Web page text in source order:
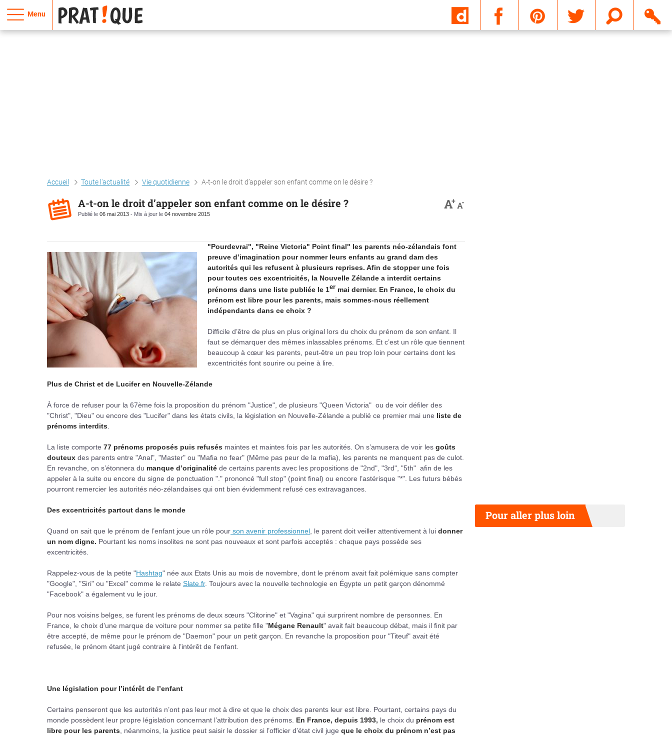
Menu
Accueil Toute l'actualité Vie quotidienne A-t-on le droit d’appeler son enfant comme on le désire ?
A-t-on le droit d’appeler son enfant comme on le désire ?
Publié le 06 mai 2013 - Mis à jour le 04 novembre 2015
A+A-
"Pourdevrai", "Reine Victoria" Point final" les parents néo-zélandais font
preuve d’imagination pour nommer leurs enfants au grand dam des
autorités qui les refusent à plusieurs reprises. Afin de stopper une fois
pour toutes ces excentricités, la Nouvelle Zélande a interdit certains
prénoms dans une liste publiée le 1er mai dernier. En France, le choix du
prénom est libre pour les parents, mais sommes-nous réellement
indépendants dans ce choix ?
Difficile d’être de plus en plus original lors du choix du prénom de son enfant. Il
faut se démarquer des mêmes inlassables prénoms. Et c’est un rôle que tiennent
beaucoup à cœur les parents, peut-être un peu trop loin pour certains dont les
excentricités font sourire ou peine à lire.
Plus de Christ et de Lucifer en Nouvelle-Zélande
À force de refuser pour la 67ème fois la proposition du prénom "Justice", de plusieurs "Queen Victoria" ou de voir défiler des
"Christ", "Dieu" ou encore des "Lucifer" dans les états civils, la législation en Nouvelle-Zélande a publié ce premier mai une liste de
prénoms interdits
La liste comporte 77 prénoms proposés puis refusés maintes et maintes fois par les autorités. On s’amusera de voir les goûts
douteux des parents entre "Anal", "Master" ou "Mafia no fear" (Même pas peur de la mafia), les parents ne manquent pas de culot.
En revanche, on s’étonnera du manque d’originalité de certains parents avec les propositions de "2nd", "3rd", "5th" afin de les
appeler à la suite ou encore du signe de ponctuation "." prononcé "full stop" (point final) ou encore l’astérisque "*". Les futurs bébés
pourront remercier les autorités néo-zélandaises qui ont bien évidemment refusé ces extravagances.
Des excentricités partout dans le monde
Quand on sait que le prénom de l’enfant joue un rôle pour son avenir professionnel , le parent doit veiller attentivement à lui donner
un nom digne. Pourtant les noms insolites ne sont pas nouveaux et sont parfois acceptés : chaque pays possède ses
excentricités.
Rappelez-vous de la petite "Hashtag" née aux Etats Unis au mois de novembre, dont le prénom avait fait polémique sans compter
"Google", "Siri" ou "Excel" comme le relate Slate.fr. Toujours avec la nouvelle technologie en Égypte un petit garçon dénommé
"Facebook" a également vu le jour.
Pour nos voisins belges, se furent les prénoms de deux sœurs "Clitorine" et "Vagina" qui surprirent nombre de personnes. En
France, le choix d’une marque de voiture pour nommer sa petite fille "Mégane Renault" avait fait beaucoup débat, mais il finit par
être accepté, de même pour le prénom de "Daemon" pour un petit garçon. En revanche la proposition pour "Titeuf" avait été
refusée, le prénom étant jugé contraire à l’intérêt de l’enfant.
Une législation pour l’intérêt de l’enfant
Certains penseront que les autorités n’ont pas leur mot à dire et que le choix des parents leur est libre. Pourtant, certains pays du
monde possèdent leur propre législation concernant l’attribution des prénoms. En France, depuis 1993, le choix du prénom est
libre pour les parents , néanmoins, la justice peut saisir le dossier si l’officier d’état civil juge que le choix du prénom n’est pas
Pour aller plus loin